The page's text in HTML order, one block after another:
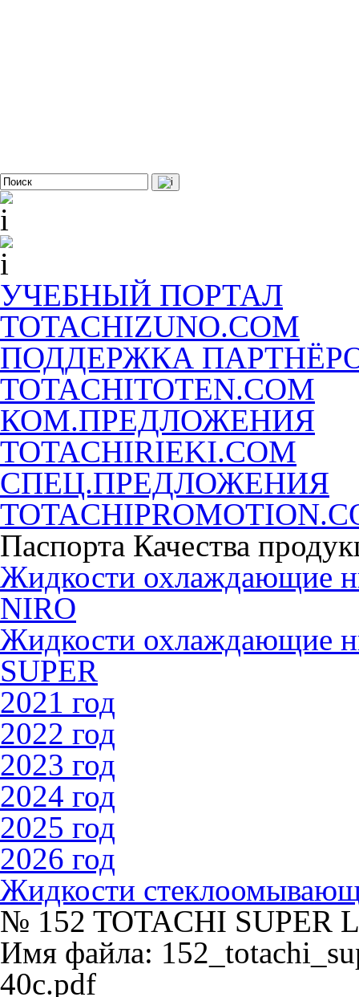
УЧЕБНЫЙ ПОРТАЛ
TOTACHIZUNO.COM
ПОДДЕРЖКА
TOTACHITOTEN.COM
КОМ.ПРЕДЛОЖЕНИЯ
TOTACHIRIEKI.COM
СПЕЦ.ПРЕДЛОЖЕНИЯ
Паспорта Качества
Жидкости охлаждающие
NIRO
Жидкости охлаждающие
SUPER
2021 год
2022 год
2023 год
2024 год
2025 год
2026 год
Жидкости
№ 152 TOTACHI SUPER
Имя файла:
40c.pdf